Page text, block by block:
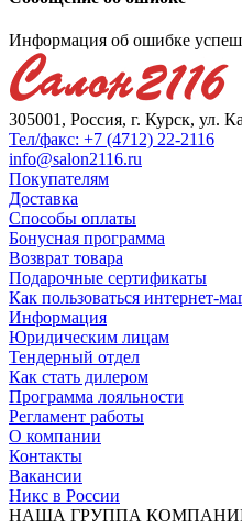
Информация об ошибке
305001, Россия, г. Курск, ул.
Тел/факс: +7 (4712) 22-2116
info@salon2116.ru
Покупателям
Доставка
Способы оплаты
Бонусная программа
Возврат товара
Подарочные сертификаты
Как пользоваться интернет-
Информация
Юридическим лицам
Тендерный отдел
Как стать дилером
Программа лояльности
Регламент работы
О компании
Контакты
Вакансии
Никс в России
НАША ГРУППА